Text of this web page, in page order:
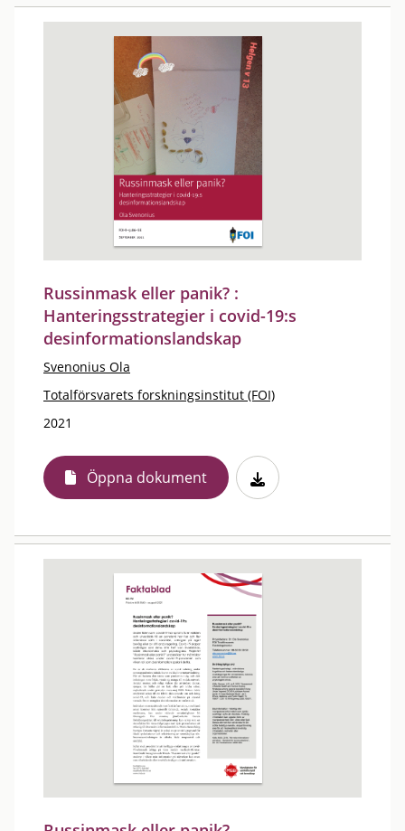
Russinmask eller panik? :
Hanteringsstrategier i covid-19:s
desinformationslandskap
Svenonius Ola
Totalförsvarets forskningsinstitut (FOI)
2021
Öppna dokument